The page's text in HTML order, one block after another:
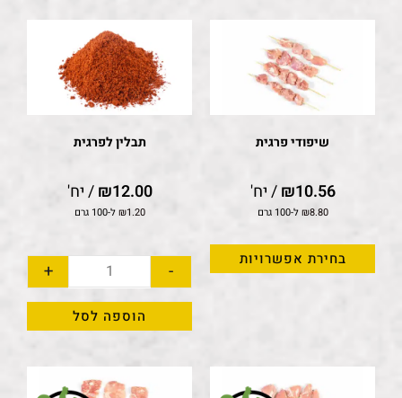
שיפודי פרגית
₪10.56 / יח'
₪8.80 ל-100 גרם
בחירת אפשרויות
תבלין לפרגית
₪12.00 / יח'
₪1.20 ל-100 גרם
-
+
הוספה לסל